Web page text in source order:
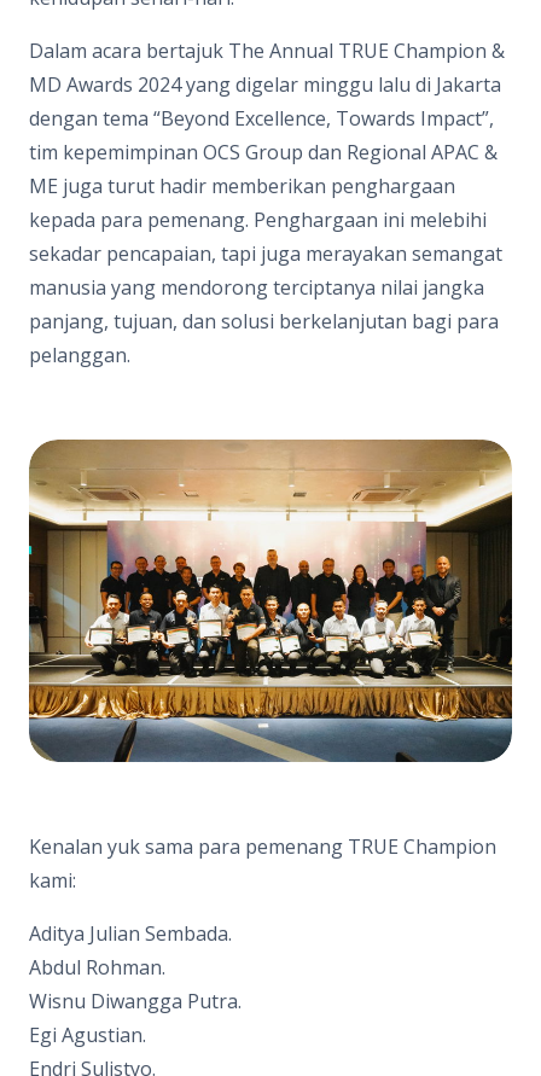
Dalam acara bertajuk The Annual TRUE Champion &
MD Awards 2024 yang digelar minggu lalu di Jakarta
dengan tema “Beyond Excellence, Towards Impact”,
tim kepemimpinan OCS Group dan Regional APAC &
ME juga turut hadir memberikan penghargaan
kepada para pemenang. Penghargaan ini melebihi
sekadar pencapaian, tapi juga merayakan semangat
manusia yang mendorong terciptanya nilai jangka
panjang, tujuan, dan solusi berkelanjutan bagi para
pelanggan.
Kenalan yuk sama para pemenang TRUE Champion
kami:
Aditya Julian Sembada.
Abdul Rohman.
Wisnu Diwangga Putra.
Egi Agustian.
Endri Sulistyo.